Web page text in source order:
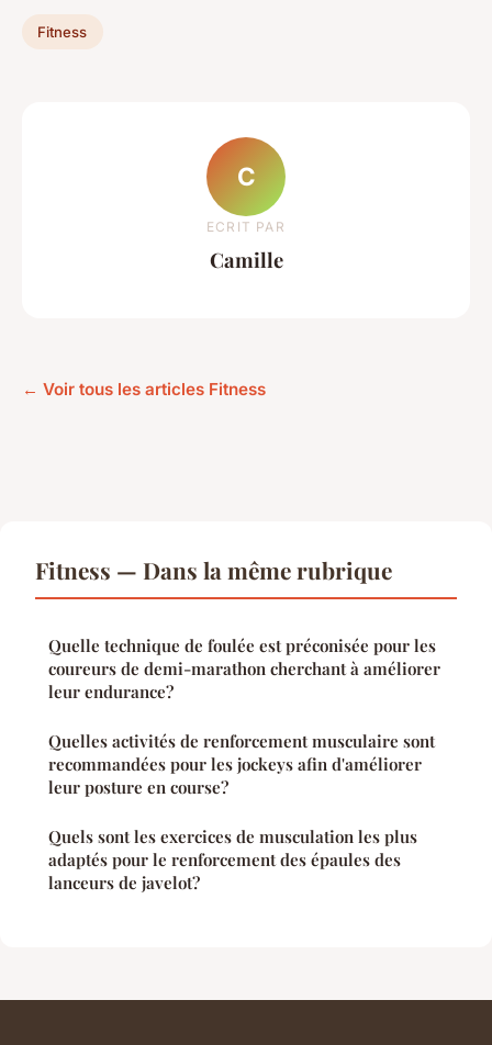
Fitness
C
ECRIT PAR
Camille
← Voir tous les articles Fitness
Fitness — Dans la même rubrique
Quelle technique de foulée est préconisée pour les
coureurs de demi-marathon cherchant à améliorer
leur endurance?
Quelles activités de renforcement musculaire sont
recommandées pour les jockeys afin d'améliorer
leur posture en course?
Quels sont les exercices de musculation les plus
adaptés pour le renforcement des épaules des
lanceurs de javelot?